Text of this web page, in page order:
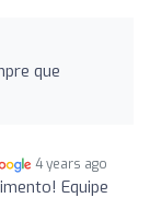
que
4 years ago
Equipe